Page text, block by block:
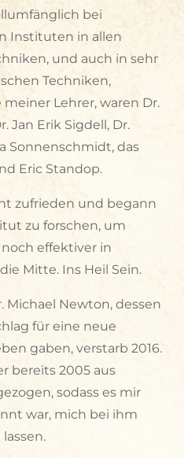
bei
Instituten in allen
und auch in sehr
Techniken,
Lehrer, waren Dr.
Jan Erik Sigdell, Dr.
Sonnenschmidt, das
Eric Standop.
zufrieden und begann
zu forschen, um
noch effektiver in
Mitte. Ins Heil Sein.
Michael Newton, dessen
für eine neue
gaben, verstarb 2016.
bereits 2005 aus
sodass es mir
war, mich bei ihm